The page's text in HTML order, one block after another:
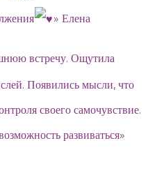
» Елена
встречу. Ощутила
Появились мысли, что
своего самочувствие.
развиваться»